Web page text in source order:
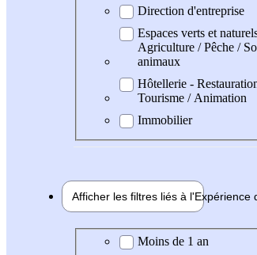
Direction d'entreprise
Espaces verts et
Agriculture / Pêche /
animaux
Hôtellerie -
Tourisme / Animation
Immobilier
Afficher les filtres liés à l'Expérience
Expérience demandée
Moins de 1 an